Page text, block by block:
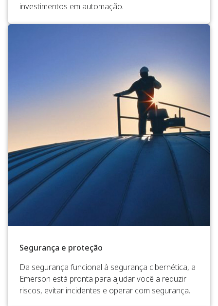
investimentos em automação.
Segurança e proteção
Da segurança funcional à segurança cibernética, a
Emerson está pronta para ajudar você a reduzir
riscos, evitar incidentes e operar com segurança.